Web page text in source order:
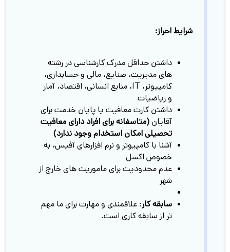
شرایط احراز:
داشتن حداقل مدرک کارشناسی در رشته
های مدیریت، صنایع، مالی و حسابداری،
کامپیوتر، IT، منابع انسانی، اقتصاد، آمار
و ریاضیات
داشتن کارت معافیت یا پایان خدمت برای
آقایان (متاسفانه برای افراد دارای معافیت
تحصیلی امکان استخدام وجود ندارد)
آشنا با کامپیوتر و نرم افزارهای آفیس، به
خصوص اکسل
عدم محدودیت برای ماموریت های خارج از
شهر
سابقه کار: علاقمندی و مهارت برای ما مهم
تر از سابقه کاری است.